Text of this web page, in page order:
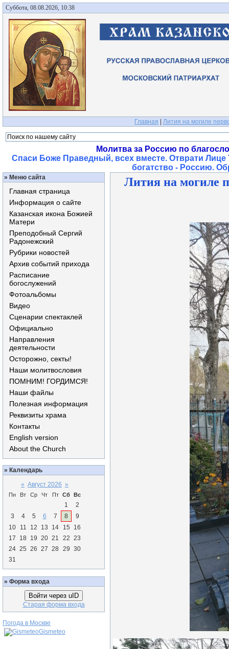
Суббота, 08.08.2026, 10:38
Главная Лития на могиле
Молитва за Россию по
Спаси Боже Праведный, всех вместе. Отврати
богатство - Россию.
» Меню сайта
Главная страница
Информация о сайте
Казанская икона Божией
Матери
Преподобный Сергий
Радонежский
Рубрики новостей
Архив событий прихода
Расписание
богослужений
Фотоальбомы
Видео
Сценарии спектаклей
Официально
Направления
деятельности
Осторожно, секты!
Наши молитвословия
ПОМНИМ! ГОРДИМСЯ!
Наши файлы
Полезная информация
Реквизиты храма
Контакты
English version
About the Church
» Календарь
« Август 2026 »
Пн Вт Ср Чт Пт Сб Вс
1
2
3
4 5 6 7 8
9
10
11 12 13 14 15
16
17
18 19 20 21 22 23
24 25 26 27 28 29 30
31
» Форма входа
Войти через uID
Старая форма входа
Погода в Москве
Gismeteo
Лития на могиле